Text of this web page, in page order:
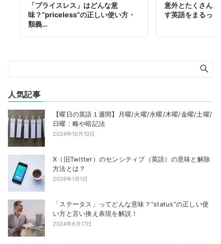
「プライスレス」はどんな意
味？”priceless”の正しい使い方・
類義…
意外とたくさん
す英語をまるっ
人気記事
【曜日の英語１週間】月曜/火曜/水曜/木曜/金曜/土曜/
日曜：略や暗記法
2024年10月10日
X（旧Twitter）のセンシティブ（英語）の意味と解除
方法とは？
2026年1月1日
「ステータス」ってどんな意味？”status”の正しい使
い方と言い換え表現を解説！
2024年6月17日